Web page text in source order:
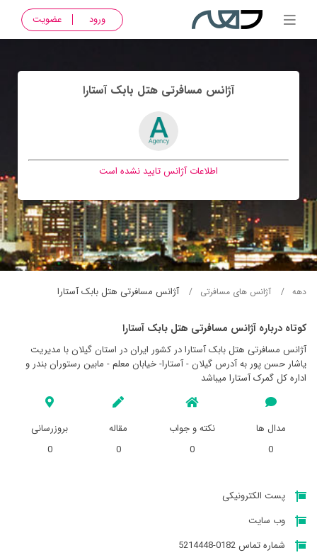
ورود عضویت
آژانس مسافرتی هتل بابک آستارا
اطلاعات آژانس تایید نشده است
دهه آژانس های مسافرتی آژانس مسافرتی هتل بابک آستارا
کوتاه درباره آژانس مسافرتی هتل بابک آستارا
آژانس مسافرتی هتل بابک آستارا در کشور ایران در استان گيلان با مدیریت
یاشار حسن پور به آدرس گيلان - آستارا- خیابان معلم - مابین رستوران بندر و
اداره کل گمرک آستارا میباشد
مدال ها
0
نکته و جواب
0
مقاله
0
بروزرسانی
0
پست الکترونیکی
وب سایت
شماره تماس 0182-5214448